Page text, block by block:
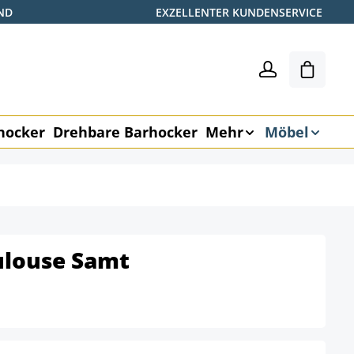
EXZELLENTER KUNDENSERVICE
Drehbare Barhocker Mehr Möbel
Samt